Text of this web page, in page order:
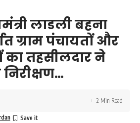
लाडली बहना
ग्राम पंचायतों और
का तहसीलदार ने
2 Min Read